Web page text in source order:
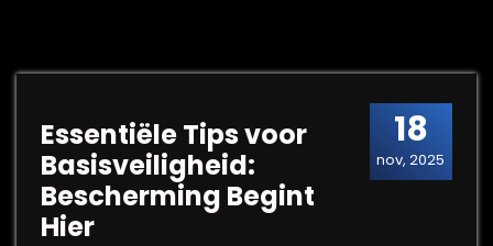
18
nov, 2025
Essentiële Tips voor
Basisveiligheid:
Bescherming Begint
Hier